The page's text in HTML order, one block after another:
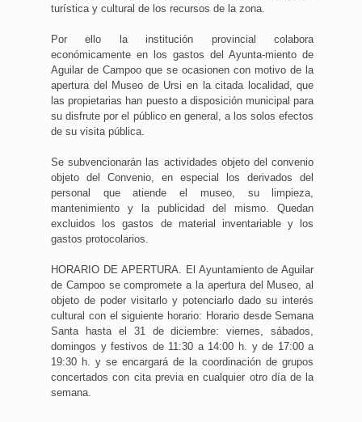
turística y cultural de los recursos de la zona.
Por ello la institución provincial colabora
económicamente en los gastos del Ayunta-miento de
Aguilar de Campoo que se ocasionen con motivo de la
apertura del Museo de Ursi en la citada localidad, que
las propietarias han puesto a disposición municipal para
su disfrute por el público en general, a los solos efectos
de su visita pública.
Se subvencionarán las actividades objeto del convenio
objeto del Convenio, en especial los derivados del
personal que atiende el museo, su limpieza,
mantenimiento y la publicidad del mismo. Quedan
excluidos los gastos de material inventariable y los
gastos protocolarios.
HORARIO DE APERTURA. El Ayuntamiento de Aguilar
de Campoo se compromete a la apertura del Museo, al
objeto de poder visitarlo y potenciarlo dado su interés
cultural con el siguiente horario: Horario desde Semana
Santa hasta el 31 de diciembre: viernes, sábados,
domingos y festivos de 11:30 a 14:00 h. y de 17:00 a
19:30 h. y se encargará de la coordinación de grupos
concertados con cita previa en cualquier otro día de la
semana.